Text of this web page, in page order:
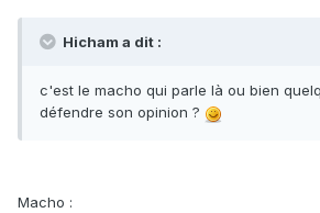
Hicham a dit :
c'est le macho qui parle là ou bien
défendre son opinion ?
Macho :